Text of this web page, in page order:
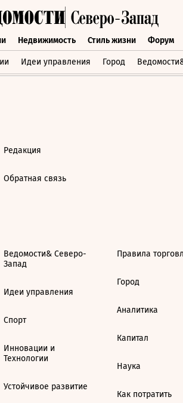
Недвижимость Стиль жизни Форум
Идеи управления Город
Недвижимость Стиль жизни
Редакция
Обратная связь
Ведомости& Северо-
Запад
Идеи управления
Спорт
Инновации и
Технологии
Устойчивое развитие
Правила
Город
Аналитика
Капитал
Наука
Как потратить